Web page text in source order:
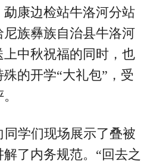
康边检站牛洛河分站
族彝族自治县牛洛河
中秋祝福的同时，也
的开学“大礼包”，受
学们现场展示了叠被
了内务规范。“回去之